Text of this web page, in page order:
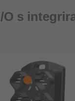
s